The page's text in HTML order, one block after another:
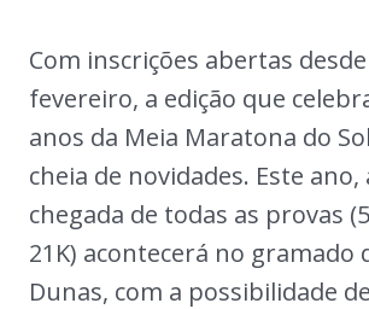
Com inscrições abertas desde
fevereiro, a edição que
anos da Meia Maratona do
cheia de novidades. Este ano,
chegada de todas as provas
21K) acontecerá no gramado
Dunas, com a possibilidade